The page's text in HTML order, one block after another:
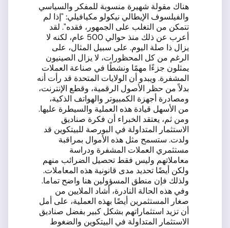
هناك مقولة شهيرة منسوبة للمفكر والسياسي
والفيلسوف الإيطالي نيكولو مكيافيلي: "إذا لم
تتمكن من التغلب على الجمهور، فقده". لقد
أعرب عن ذلك منذ حوالي 500 عام، لكنه لا
يزال ذا صلة اليوم. على سبيل المثال، على
الرغم من كل المحظورات، لا يزال الصينيون
يمثلون جزءًا مهمًا ونشطًا في صناعة العملات
المشفرة. ويبدو أن الولايات المتحدة قد رأت أنه
بدلاً من حظر الأصول الرقمية، وقطع الإنترنت،
ومصادرة أجهزة الكمبيوتر والهواتف الذكية،
من الأسهل قيادة هذه العملية والسيطرة عليها.
ومن ثم، يعتقد الخبراء أن فكرة صناديق
الاستثمار المتداولة في البورصة للبيتكوين قد
ولدت. ستسمح مثل هذه الأموال بمراقبة
مستثمري العملات المشفرة ودراسة
معاملاتهم وليس فقط تحصيل الضرائب منهم
ولكن أيضًا تحديد مدى قانونية هذه المعاملات.
ولذلك فإن منطق المسؤولين هنا واضح تماما.
وفي هذه الحالة النادرة، أشاد الملايين من
صغار المستثمرين أيضًا بهذه العملية، على أمل
أن تزيد استثماراتهم بشكل كبير بفضل صناديق
الاستثمار المتداولة في البيتكوين والضغوط